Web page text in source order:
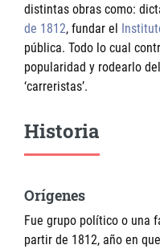
distintas obras como:
de 1812, fundar el
pública. Todo lo cual
popularidad y rodearlo
‘carreristas’.
Historia
Orígenes
Fue grupo político o una
partir de 1812, año en